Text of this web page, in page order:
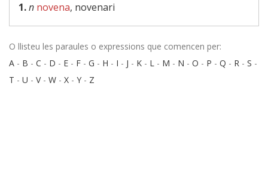
1.n novena, novenari
O llisteu les paraules o expressions que comencen per:
A - B - C - D - E - F - G - H - I - J - K - L - M - N - O - P - Q - R - S -
T - U - V- W - X - Y - Z